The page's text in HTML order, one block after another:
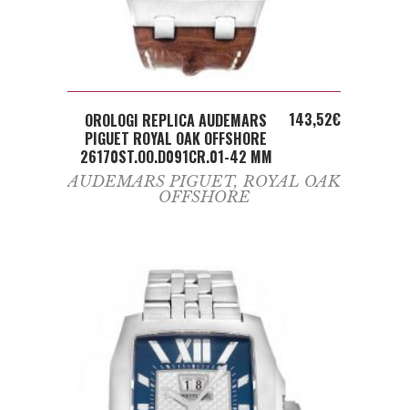
ADD TO CART
OROLOGI REPLICA AUDEMARS
PIGUET ROYAL OAK OFFSHORE
26170ST.OO.D091CR.01-42 MM
143,52€
AUDEMARS PIGUET, ROYAL OAK
OFFSHORE